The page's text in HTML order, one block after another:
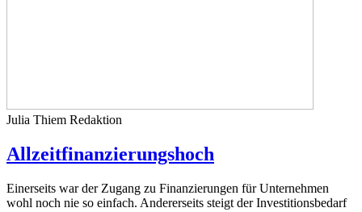
Julia Thiem Redaktion
Allzeitfinanzierungshoch
Einerseits war der Zugang zu Finanzierungen für Unternehmen
wohl noch nie so einfach. Andererseits steigt der Investitionsbedarf